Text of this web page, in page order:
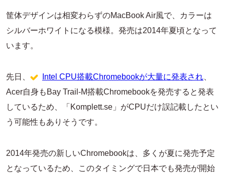
筐体デザインは相変わらずのMacBook Air風で、カラーは
シルバーホワイトになる模様。発売は2014年夏頃となって
います。
先日、 Intel CPU搭載Chromebookが大量に発表され
Acer自身もBay Trail-M搭載Chromebookを発売すると発表
しているため、「Komplett.se」がCPUだけ誤記載したとい
う可能性もありそうです。
2014年発売の新しいChromebookは、多くが夏に発売予定
となっているため、このタイミングで日本でも発売が開始